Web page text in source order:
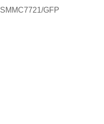
SMMC7721/GFP